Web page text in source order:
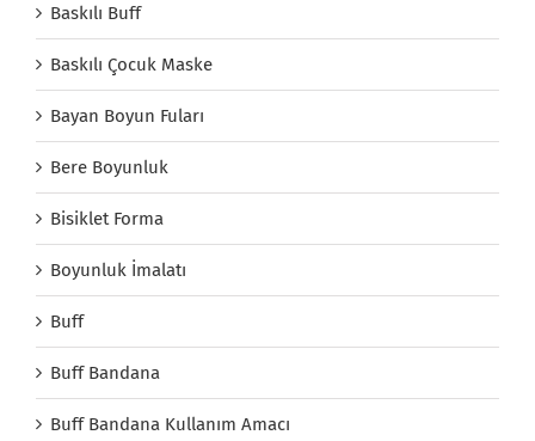
Baskılı Buff
Baskılı Çocuk Maske
Bayan Boyun Fuları
Bere Boyunluk
Bisiklet Forma
Boyunluk İmalatı
Buff
Buff Bandana
Buff Bandana Kullanım Amacı